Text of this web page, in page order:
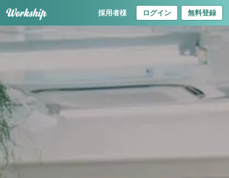
採用者様 ログイン 無料登録